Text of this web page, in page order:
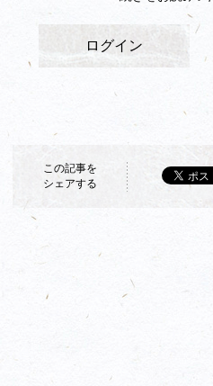
ログイン
この記事を
シェアする